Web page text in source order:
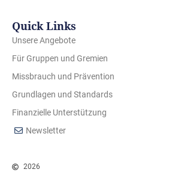
Quick Links
Unsere Angebote
Für Gruppen und Gremien
Missbrauch und Prävention
Grundlagen und Standards
Finanzielle Unterstützung
Newsletter
2026